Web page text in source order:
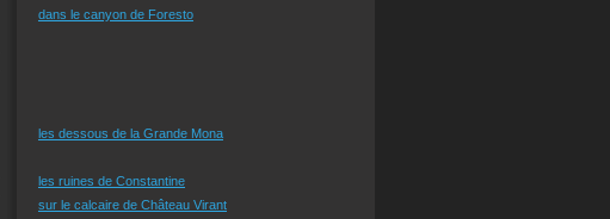
dans le canyon de Foresto
les dessous de la Grande Mona
les ruines de Constantine
sur le calcaire de Château Virant